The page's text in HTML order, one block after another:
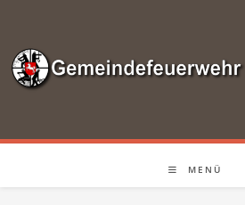
springen
MENÜ